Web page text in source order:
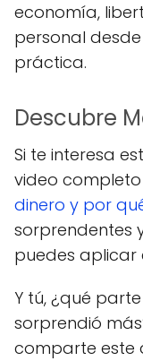
economía,
personal
práctica.
Descubre
Si te interesa
video completo
dinero y por
sorprendentes
puedes aplicar
Y tú, ¿qué
sorprendió
comparte este